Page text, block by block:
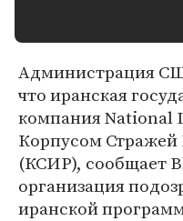
Администрация
что иранская
компания National
Корпусом
(КСИР), сообщает
организация
иранской